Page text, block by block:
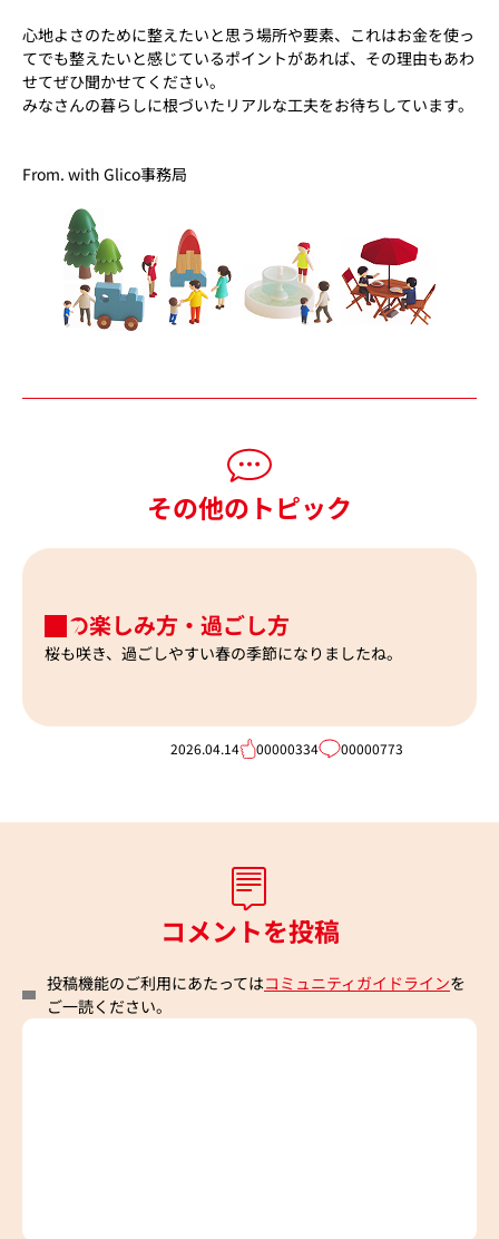
心地よさのために整えたいと思う場所や要素、これはお金を使っ
てでも整えたいと感じているポイントがあれば、その理由もあわ
せてぜひ聞かせてください。
みなさんの暮らしに根づいたリアルな工夫をお待ちしています。
From. with Glico事務局
その他のトピック
春の楽しみ方・過ごし方
桜も咲き、過ごしやすい春の季節になりましたね。
2026.04.14 00000334 00000773
コメントを投稿
投稿機能のご利用にあたってはコミュニティガイドラインを
ご一読ください。